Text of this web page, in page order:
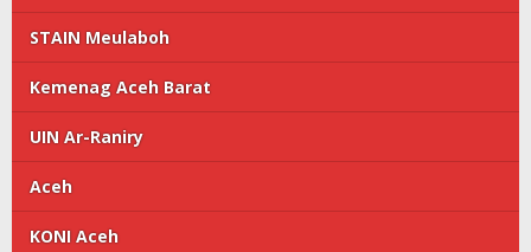
STAIN Meulaboh
Kemenag Aceh Barat
UIN Ar-Raniry
Aceh
KONI Aceh